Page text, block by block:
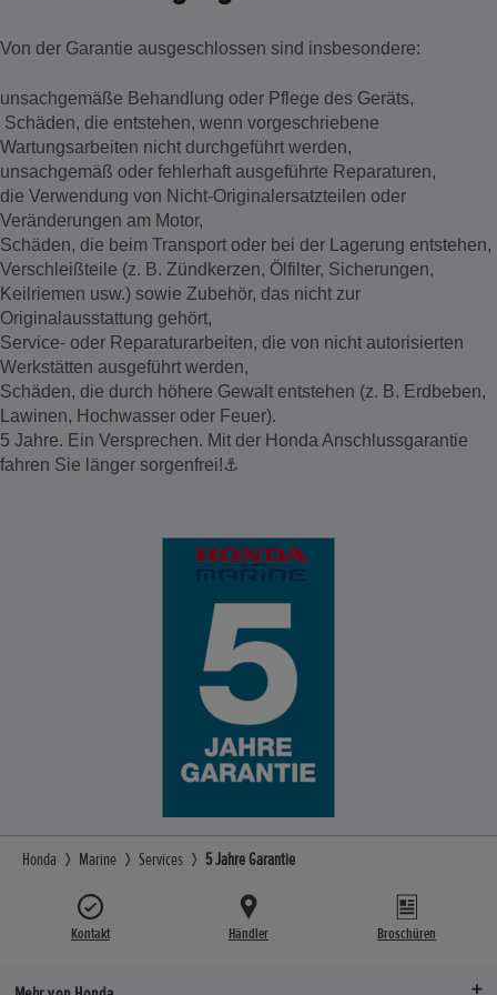
Von der Garantie ausgeschlossen sind insbesondere:
unsachgemäße Behandlung oder Pflege des Geräts,
Schäden, die entstehen, wenn vorgeschriebene
Wartungsarbeiten nicht durchgeführt werden,
unsachgemäß oder fehlerhaft ausgeführte Reparaturen,
die Verwendung von Nicht-Originalersatzteilen oder
Veränderungen am Motor,
Schäden, die beim Transport oder bei der Lagerung entstehen,
Verschleißteile (z. B. Zündkerzen, Ölfilter, Sicherungen,
Keilriemen usw.) sowie Zubehör, das nicht zur
Originalausstattung gehört,
Service- oder Reparaturarbeiten, die von nicht autorisierten
Werkstätten ausgeführt werden,
Schäden, die durch höhere Gewalt entstehen (z. B. Erdbeben,
Lawinen, Hochwasser oder Feuer).
5 Jahre. Ein Versprechen. Mit der Honda Anschlussgarantie
fahren Sie länger sorgenfrei!⚓
Honda Marine Services 5 Jahre Garantie
Kontakt Händler Broschüren